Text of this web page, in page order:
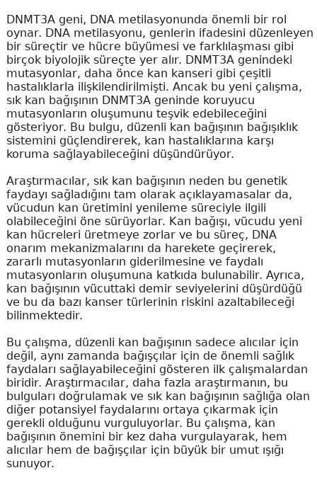
DNMT3A geni, DNA metilasyonunda önemli bir rol
oynar. DNA metilasyonu, genlerin ifadesini düzenleyen
bir süreçtir ve hücre büyümesi ve farklılaşması gibi
birçok biyolojik süreçte yer alır. DNMT3A genindeki
mutasyonlar, daha önce kan kanseri gibi çeşitli
hastalıklarla ilişkilendirilmişti. Ancak bu yeni çalışma,
sık kan bağışının DNMT3A geninde koruyucu
mutasyonların oluşumunu teşvik edebileceğini
gösteriyor. Bu bulgu, düzenli kan bağışının bağışıklık
sistemini güçlendirerek, kan hastalıklarına karşı
koruma sağlayabileceğini düşündürüyor.
Araştırmacılar, sık kan bağışının neden bu genetik
faydayı sağladığını tam olarak açıklayamasalar da,
vücudun kan üretimini yenileme süreciyle ilgili
olabileceğini öne sürüyorlar. Kan bağışı, vücudu yeni
kan hücreleri üretmeye zorlar ve bu süreç, DNA
onarım mekanizmalarını da harekete geçirerek,
zararlı mutasyonların giderilmesine ve faydalı
mutasyonların oluşumuna katkıda bulunabilir. Ayrıca,
kan bağışının vücuttaki demir seviyelerini düşürdüğü
ve bu da bazı kanser türlerinin riskini azaltabileceği
bilinmektedir.
Bu çalışma, düzenli kan bağışının sadece alıcılar için
değil, aynı zamanda bağışçılar için de önemli sağlık
faydaları sağlayabileceğini gösteren ilk çalışmalardan
biridir. Araştırmacılar, daha fazla araştırmanın, bu
bulguları doğrulamak ve sık kan bağışının sağlığa olan
diğer potansiyel faydalarını ortaya çıkarmak için
gerekli olduğunu vurguluyorlar. Bu çalışma, kan
bağışının önemini bir kez daha vurgulayarak, hem
alıcılar hem de bağışçılar için büyük bir umut ışığı
sunuyor.